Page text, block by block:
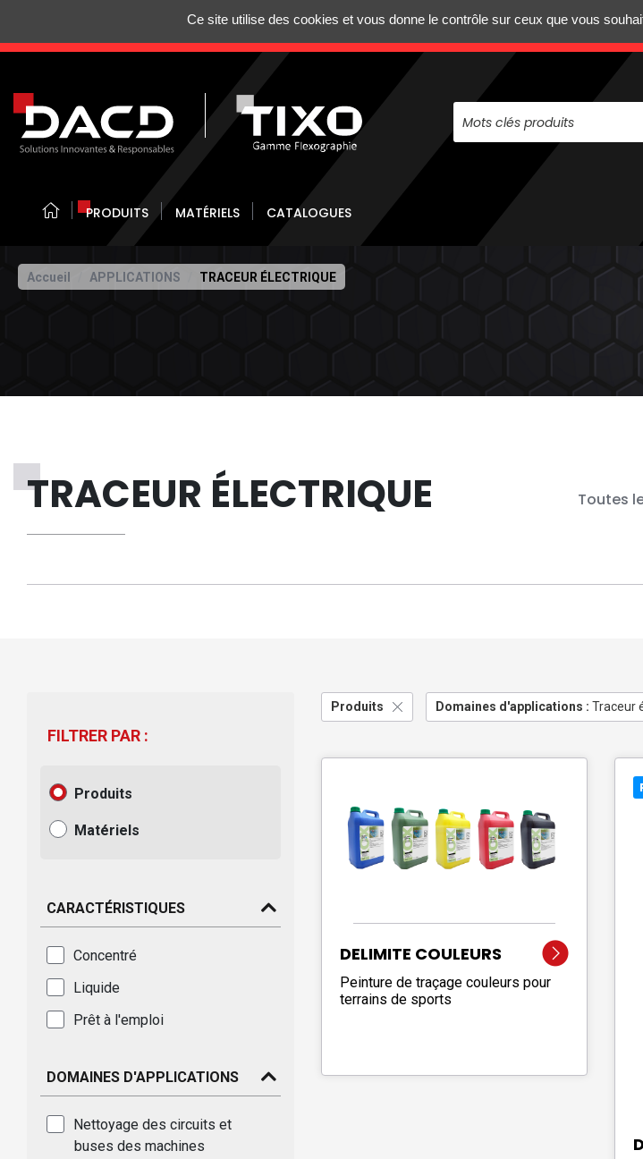
N'HÉSITEZ PAS À NOUS CONTACTER AU
PRODUITS MATÉRIELS CATALOGUES
Accueil APPLICATIONS TRACEUR ÉLECTRIQUE
TRACEUR ÉLECTRIQUE Toutes
FILTRER PAR :
Produits
Matériels
CARACTÉRISTIQUES
Concentré
Liquide
Prêt à l'emploi
DOMAINES D'APPLICATIONS
Nettoyage des circuits et
buses des machines
Produits Domaines d'applications : Traceur
DELIMITE COULEURS
Peinture de traçage couleurs pour
terrains de sports
Ce site utilise des cookies et vous donne le contrôle sur ceux que vous